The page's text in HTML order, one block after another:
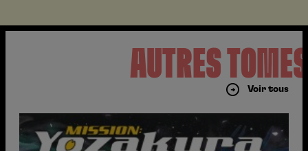
AUTRES
Voir tous